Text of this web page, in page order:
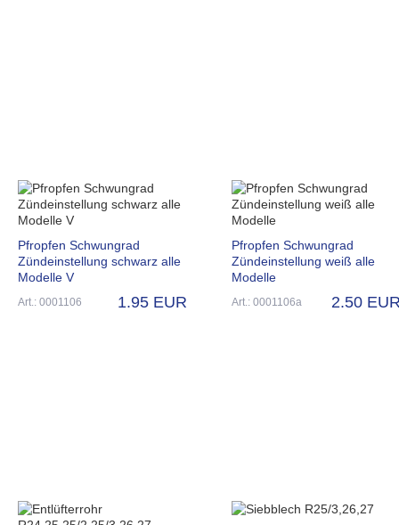
Pfropfen Schwungrad
Zündeinstellung schwarz alle
Modelle V
Art.: 0001106 1.95 EUR
Pfropfen Schwungrad
Zündeinstellung weiß alle
Modelle
Art.: 0001106a 2.50